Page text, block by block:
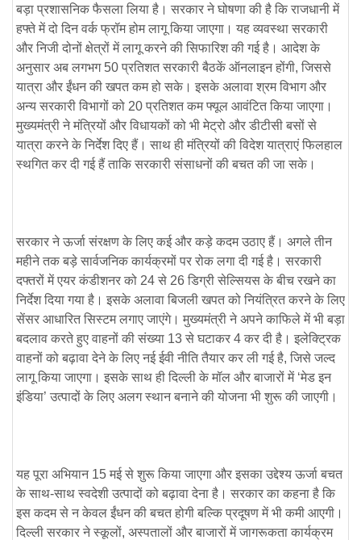
बड़ा प्रशासनिक फैसला लिया है। सरकार ने घोषणा की है कि राजधानी में
हफ्ते में दो दिन वर्क फ्रॉम होम लागू किया जाएगा। यह व्यवस्था सरकारी
और निजी दोनों क्षेत्रों में लागू करने की सिफारिश की गई है। आदेश के
अनुसार अब लगभग 50 प्रतिशत सरकारी बैठकें ऑनलाइन होंगी, जिससे
यात्रा और ईंधन की खपत कम हो सके। इसके अलावा श्रम विभाग और
अन्य सरकारी विभागों को 20 प्रतिशत कम फ्यूल आवंटित किया जाएगा।
मुख्यमंत्री ने मंत्रियों और विधायकों को भी मेट्रो और डीटीसी बसों से
यात्रा करने के निर्देश दिए हैं। साथ ही मंत्रियों की विदेश यात्राएं फिलहाल
स्थगित कर दी गई हैं ताकि सरकारी संसाधनों की बचत की जा सके।
सरकार ने ऊर्जा संरक्षण के लिए कई और कड़े कदम उठाए हैं। अगले तीन
महीने तक बड़े सार्वजनिक कार्यक्रमों पर रोक लगा दी गई है। सरकारी
दफ्तरों में एयर कंडीशनर को 24 से 26 डिग्री सेल्सियस के बीच रखने का
निर्देश दिया गया है। इसके अलावा बिजली खपत को नियंत्रित करने के लिए
सेंसर आधारित सिस्टम लगाए जाएंगे। मुख्यमंत्री ने अपने काफिले में भी बड़ा
बदलाव करते हुए वाहनों की संख्या 13 से घटाकर 4 कर दी है। इलेक्ट्रिक
वाहनों को बढ़ावा देने के लिए नई ईवी नीति तैयार कर ली गई है, जिसे जल्द
लागू किया जाएगा। इसके साथ ही दिल्ली के मॉल और बाजारों में ‘मेड इन
इंडिया’ उत्पादों के लिए अलग स्थान बनाने की योजना भी शुरू की जाएगी।
यह पूरा अभियान 15 मई से शुरू किया जाएगा और इसका उद्देश्य ऊर्जा बचत
के साथ-साथ स्वदेशी उत्पादों को बढ़ावा देना है। सरकार का कहना है कि
इस कदम से न केवल ईंधन की बचत होगी बल्कि प्रदूषण में भी कमी आएगी।
दिल्ली सरकार ने स्कूलों, अस्पतालों और बाजारों में जागरूकता कार्यक्रम